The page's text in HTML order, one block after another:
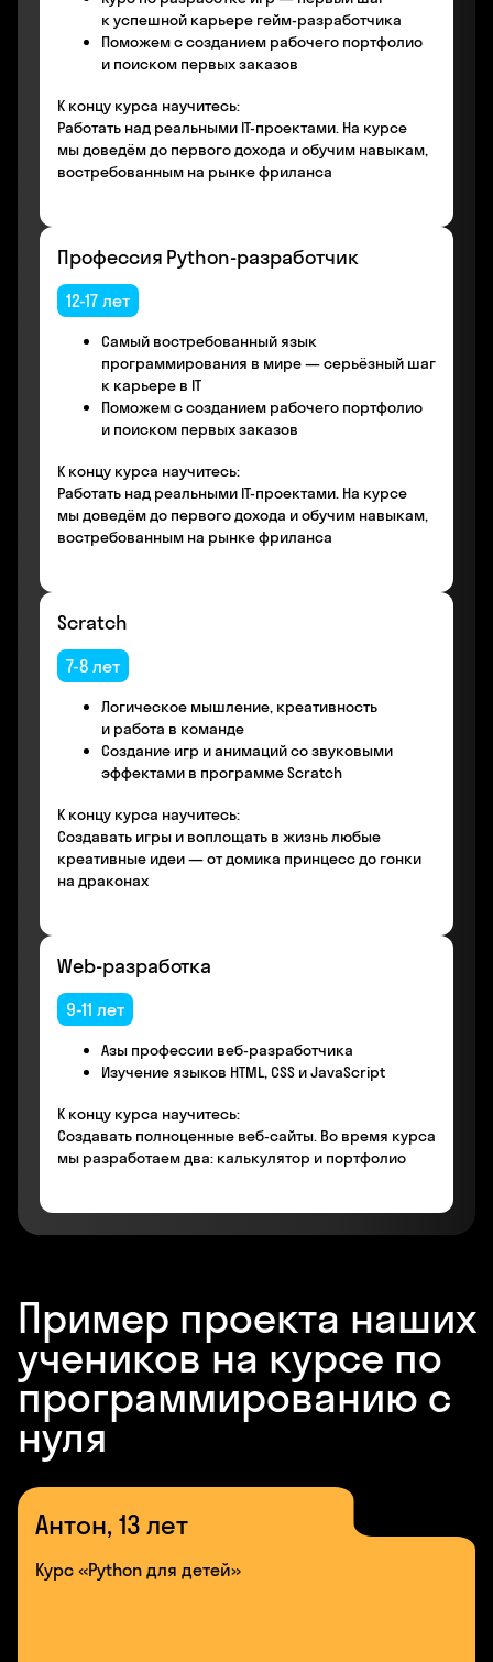
к успешной карьере гейм-разработчика
Поможем с созданием рабочего портфолио
и поиском первых заказов
К концу курса научитесь:
Работать над реальными IT-проектами. На курсе
мы доведём до первого дохода и обучим навыкам,
востребованным на рынке фриланса
Профессия Python-разработчик
12-17 лет
Самый востребованный язык
программирования в мире — серьёзный шаг
к карьере в IT
Поможем с созданием рабочего портфолио
и поиском первых заказов
К концу курса научитесь:
Работать над реальными IT-проектами. На курсе
мы доведём до первого дохода и обучим навыкам,
востребованным на рынке фриланса
Scratch
7-8 лет
Логическое мышление, креативность
и работа в команде
Создание игр и анимаций со звуковыми
эффектами в программе Scratch
К концу курса научитесь:
Создавать игры и воплощать в жизнь любые
креативные идеи — от домика принцесс до гонки
на драконах
Web-разработка
9-11 лет
Азы профессии веб-разработчика
Изучение языков HTML, CSS и JavaScript
К концу курса научитесь:
Создавать полноценные веб-сайты. Во время курса
мы разработаем два: калькулятор и портфолио
Пример проекта наших
учеников на курсе по
программированию с
нуля
Антон, 13 лет
Курс «Python для детей»